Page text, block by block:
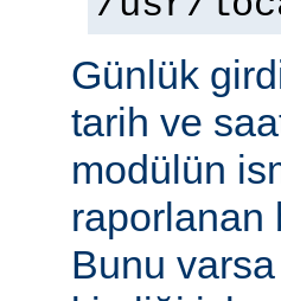
Günlük
tarih ve
modülün
raporlanan
Bunu